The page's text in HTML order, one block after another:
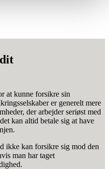
at kunne forsikre sin
er generelt mere
der arbejder seriøst med
kan altid betale sig at have
ikke kan forsikre sig mod den
man har taget